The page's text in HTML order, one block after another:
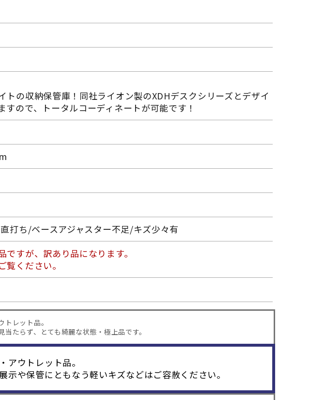
トの収納保管庫！同社ライオン製のXDHデスクシリーズとデザイ
すので、トータルコーディネートが可能です！
打ち/ベースアジャスター不足/キズ少々有
すが、訳あり品になります。
覧ください。
レット品。
当たらず、とても綺麗な状態・極上品です。
アウトレット品。
示や保管にともなう軽いキズなどはご容赦ください。